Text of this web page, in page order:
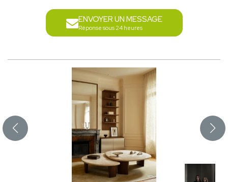
ENVOYER UN MESSAGE
Réponse sous 24 heures